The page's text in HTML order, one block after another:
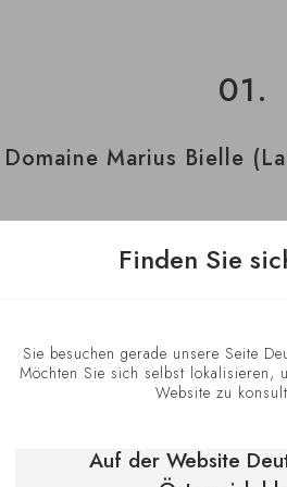
01.
Domaine Marius Bielle
mit flotter Mähne und
heimatliches neuntes
hat die klassische
Alles ist lecker bei
Coyote ... Alle
02.
Finden Sie
Sie besuchen gerade unsere Seite
Möchten Sie sich selbst lokalisieren,
Website zu
Auf der Website